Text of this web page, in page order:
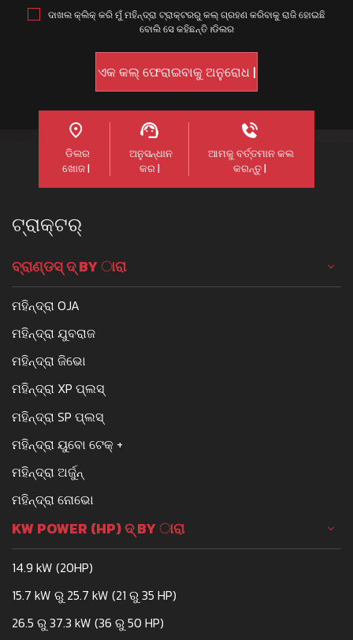
ଦାଖଲ କ୍ଲିକ୍ କରି ମୁଁ ମହିନ୍ଦ୍ରା ଟ୍ରାକ୍ଟରରୁ କଲ୍ ଗ୍ରହଣ କରିବାକୁ ରାଜି ହୋଇଛି
ବୋଲି ସେ କହିଛନ୍ତି।ଡିଲର
ଡିଲର
ଖୋଜ |
ଅନୁସନ୍ଧାନ
କର |
ଆମକୁ ବର୍ତ୍ତମାନ କଲ
କରନ୍ତୁ |
ଟ୍ରାକ୍ଟର୍
ବ୍ରାଣ୍ଡସ୍ ଦ୍ BY ାରା
ମହିନ୍ଦ୍ରା OJA
ମହିନ୍ଦ୍ରା ଯୁବରାଜ
ମହିନ୍ଦ୍ରା ଜିଭୋ
ମହିନ୍ଦ୍ରା XP ପ୍ଲସ୍
ମହିନ୍ଦ୍ରା SP ପ୍ଲସ୍
ମହିନ୍ଦ୍ରା ୟୁବୋ ଟେକ୍ +
ମହିନ୍ଦ୍ରା ଅର୍ଜୁନ୍
ମହିନ୍ଦ୍ରା ନୋଭୋ
KW POWER (HP) ଦ୍ BY ାରା
14.9 kW (20HP)
15.7 kW ରୁ 25.7 kW (21 ରୁ 35 HP)
26.5 ରୁ 37.3 kW (36 ରୁ 50 HP)